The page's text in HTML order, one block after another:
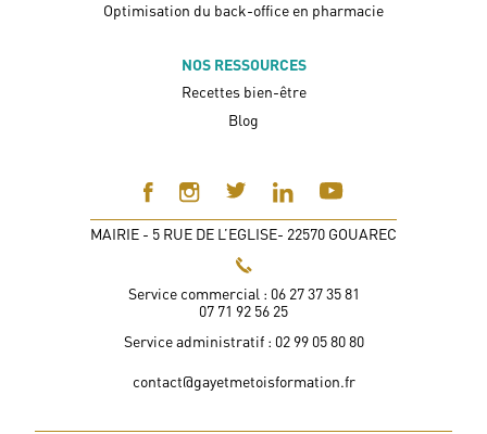
Optimisation du back-office en pharmacie
NOS RESSOURCES
Recettes bien-être
Blog
MAIRIE - 5 RUE DE L’EGLISE- 22570 GOUAREC
Service commercial : 06 27 37 35 81
07 71 92 56 25
Service administratif : 02 99 05 80 80
contact@gayetmetoisformation.fr